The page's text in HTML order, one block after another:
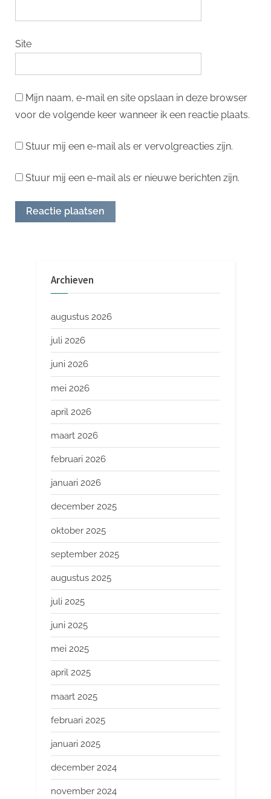
Site
Mijn naam, e-mail en site opslaan in deze browser
voor de volgende keer wanneer ik een reactie plaats.
Stuur mij een e-mail als er vervolgreacties zijn.
Stuur mij een e-mail als er nieuwe berichten zijn.
Archieven
augustus 2026
juli 2026
juni 2026
mei 2026
april 2026
maart 2026
februari 2026
januari 2026
december 2025
oktober 2025
september 2025
augustus 2025
juli 2025
juni 2025
mei 2025
april 2025
maart 2025
februari 2025
januari 2025
december 2024
november 2024